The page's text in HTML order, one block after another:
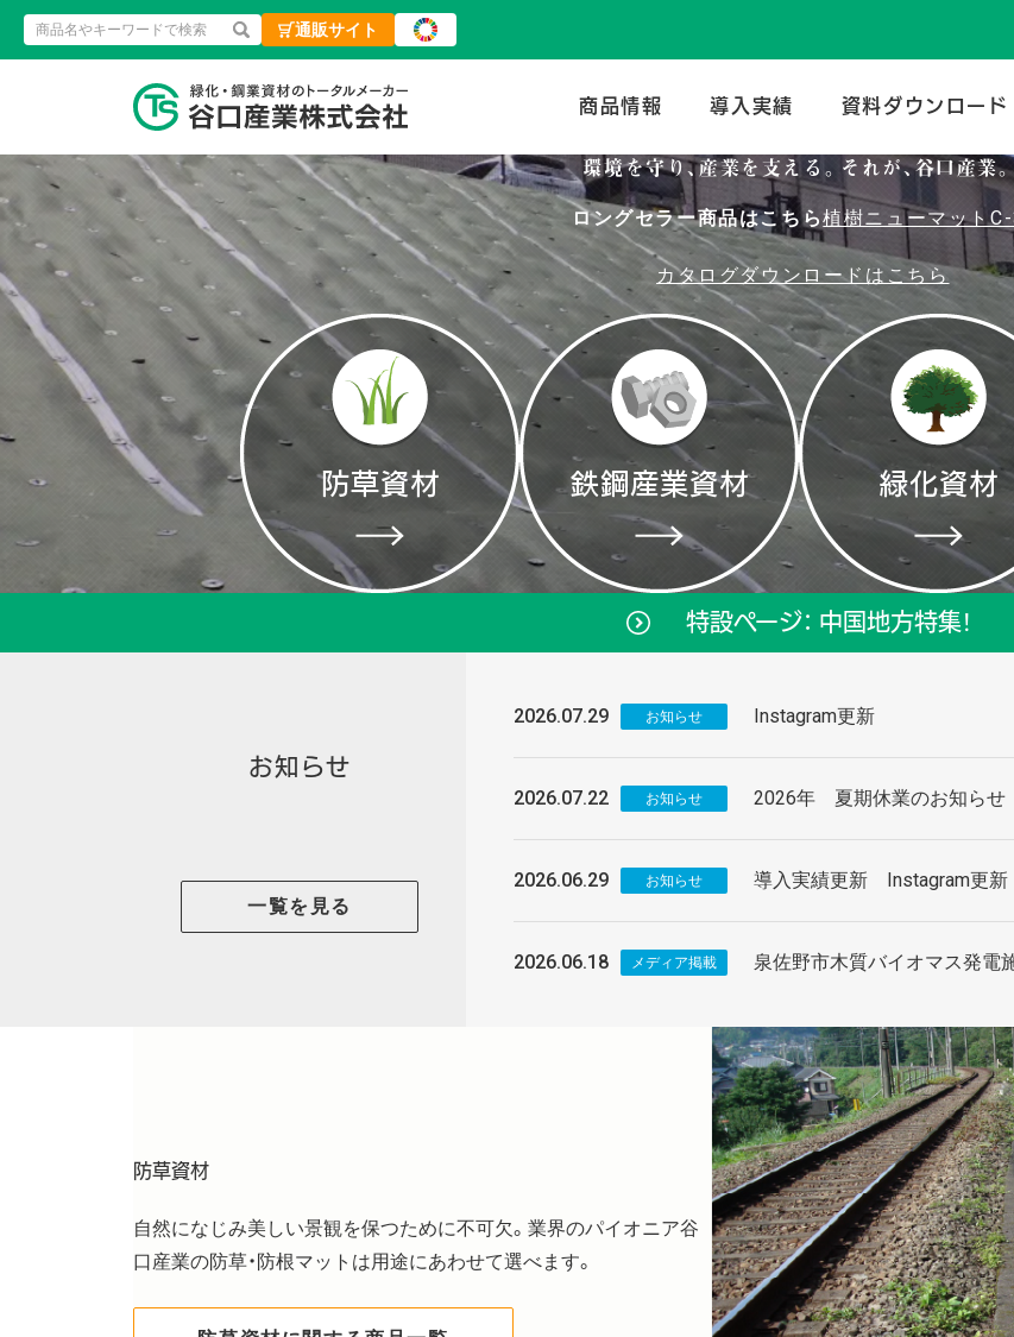
検索 通販サイト
緑化・鋼業資材のトータルメーカー | 谷口産業株式会社
商品情報 導入実績 資料ダウンロード
環境を守り、産業を支える。 それが、谷口産業。
ロングセラー商品はこちら植樹ニューマットC-
カタログダウンロードはこちら
特設ページ： 中国地方特集！
お知らせ
一覧を見る
2026.07.29 お知らせ Instagram更新
2026.07.22 お知らせ 2026年 夏期休業のお知ら
2026.06.29 お知らせ 導入実績更新 Instagram更
2026.06.18 メディア掲載 泉佐野市木質バイオマス発電
防草資材
自然になじみ美しい景観を保つために不可欠。業界のパイオニア谷
口産業の防草・防根マットは用途にあわせて選べます。